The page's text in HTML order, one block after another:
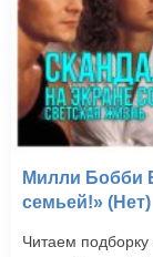
Милли Бобби
семьей!» (Нет)
Читаем